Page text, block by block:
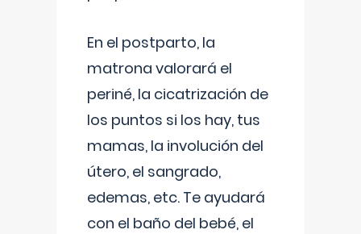
En el postparto, la
matrona valorará el
periné, la cicatrización de
los puntos si los hay, tus
mamas, la involución del
útero, el sangrado,
edemas, etc. Te ayudará
con el baño del bebé, el